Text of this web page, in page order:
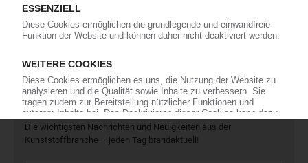
Newsletter
Die wichtigsten Nachrichten und Neuigkeiten aus der
Kunststoffbranche – jeden Tag brandaktuell!